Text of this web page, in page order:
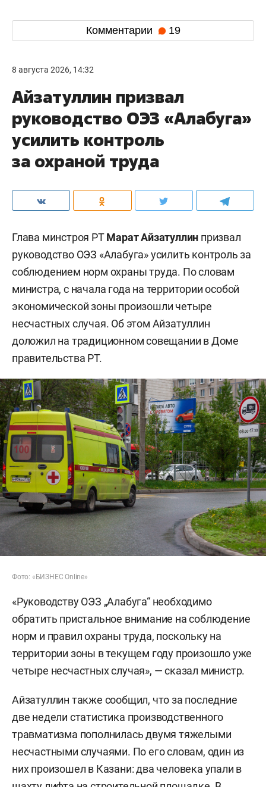
Комментарии 19
8 августа 2026, 14:32
Айзатуллин призвал
руководство ОЭЗ «Алабуга»
усилить контроль
за охраной труда
Глава минстроя РТМарат Айзатуллин призвал
руководство ОЭЗ «Алабуга» усилить контроль за
соблюдением норм охраны труда. По словам
министра, с начала года на территории особой
экономической зоны произошли четыре
несчастных случая. Об этом Айзатуллин
доложил на традиционном совещании в Доме
правительства РТ.
Фото: «БИЗНЕС Online»
«Руководству ОЭЗ „Алабуга“ необходимо
обратить пристальное внимание на соблюдение
норм и правил охраны труда, поскольку на
территории зоны в текущем году произошло уже
четыре несчастных случая», — сказал министр.
Айзатуллин также сообщил, что за последние
две недели статистика производственного
травматизма пополнилась двумя тяжелыми
несчастными случаями. По его словам, один из
них произошел в Казани: два человека упали в